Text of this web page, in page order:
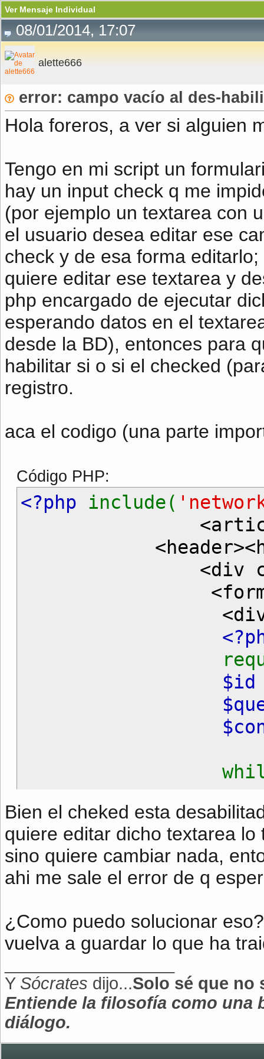
Ver Mensaje Individual
08/01/2014, 17:07
alette666
error: campo vacío al des-
Hola foreros, a ver si alguien
Tengo en mi script un
hay un input check q me
(por ejemplo un textarea con
el usuario desea editar ese
check y de esa forma
quiere editar ese textarea y
php encargado de ejecutar
esperando datos en el
desde la BD), entonces para
habilitar si o si el checked
registro.
aca el codigo (una parte
Código PHP:
<?php include(
<article
<div
<form
<div
<input
<label
Bien el cheked esta
quiere editar dicho textarea
sino quiere cambiar nada,
ahi me sale el error de q
¿Como puedo solucionar
vuelva a guardar lo que ha
Y Sócrates dijo...Solo sé que no
Entiende la filosofía como una
diálogo.